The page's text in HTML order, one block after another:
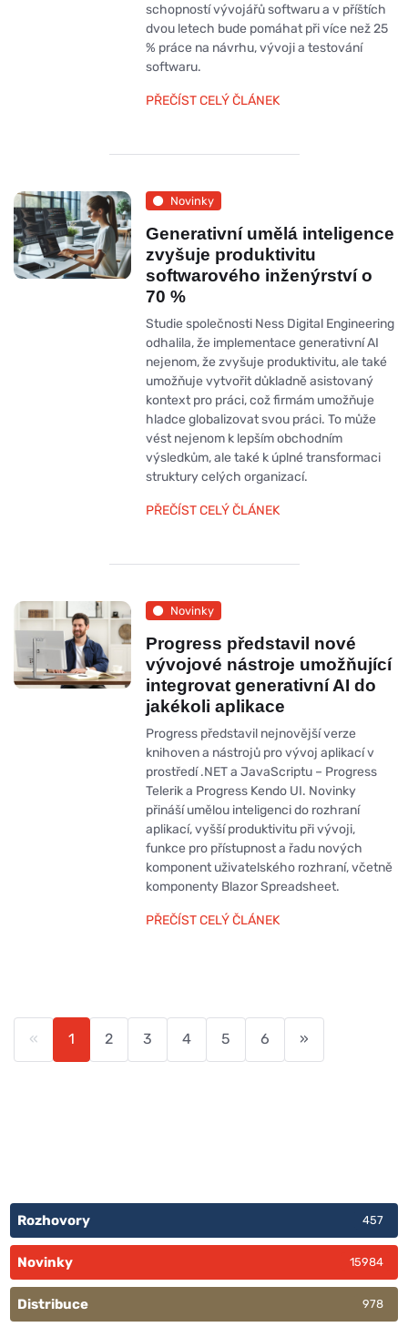
schopností vývojářů softwaru a v příštích
dvou letech bude pomáhat při více než 25
% práce na návrhu, vývoji a testování
softwaru.
PŘEČÍST CELÝ ČLÁNEK
Novinky
Generativní umělá inteligence
zvyšuje produktivitu
softwarového inženýrství o
70 %
Studie společnosti Ness Digital Engineering
odhalila, že implementace generativní AI
nejenom, že zvyšuje produktivitu, ale také
umožňuje vytvořit důkladně asistovaný
kontext pro práci, což firmám umožňuje
hladce globalizovat svou práci. To může
vést nejenom k lepším obchodním
výsledkům, ale také k úplné transformaci
struktury celých organizací.
PŘEČÍST CELÝ ČLÁNEK
Novinky
Progress představil nové
vývojové nástroje umožňující
integrovat generativní AI do
jakékoli aplikace
Progress představil nejnovější verze
knihoven a nástrojů pro vývoj aplikací v
prostředí .NET a JavaScriptu – Progress
Telerik a Progress Kendo UI. Novinky
přináší umělou inteligenci do rozhraní
aplikací, vyšší produktivitu při vývoji,
funkce pro přístupnost a řadu nových
komponent uživatelského rozhraní, včetně
komponenty Blazor Spreadsheet.
PŘEČÍST CELÝ ČLÁNEK
« 1 2 3 4 5 6 »
Rozhovory 457
Novinky 15984
Distribuce 978